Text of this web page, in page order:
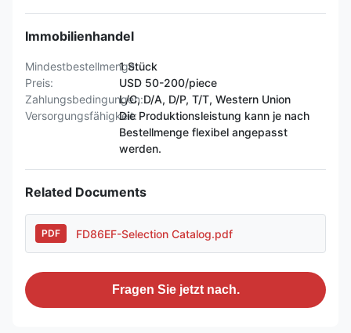
Immobilienhandel
Mindestbestellmenge:1 Stück
Preis:
USD 50-200/piece
Zahlungsbedingungen:L/C, D/A, D/P, T/T, Western Union
Versorgungsfähigkeit:Die Produktionsleistung kann je nach
Bestellmenge flexibel angepasst
werden.
Related Documents
PDF FD86EF-Selection Catalog.pdf
Fragen Sie jetzt nach.